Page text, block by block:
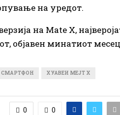
на уредот.
на Mate X,
објавен минатиот
СМАРТФОН ХУАВЕИ МЕЈТ Х
0 0